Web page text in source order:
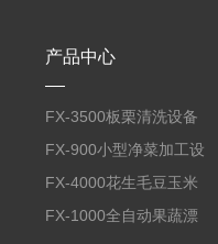
产品中心
FX-3500板栗清洗设备
全自动气泡清洗机
FX-900小型净菜加工设
备野菜清洗机
FX-4000花生毛豆玉米
蒸煮漂烫机
FX-1000全自动果蔬漂